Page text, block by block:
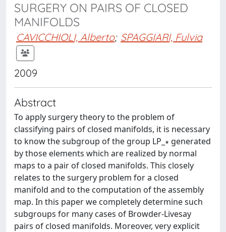
SURGERY ON PAIRS OF CLOSED
MANIFOLDS
CAVICCHIOLI, Alberto; SPAGGIARI, Fulvia
2009
Abstract
To apply surgery theory to the problem of
classifying pairs of closed manifolds, it is necessary
to know the subgroup of the group LP_∗ generated
by those elements which are realized by normal
maps to a pair of closed manifolds. This closely
relates to the surgery problem for a closed
manifold and to the computation of the assembly
map. In this paper we completely determine such
subgroups for many cases of Browder-Livesay
pairs of closed manifolds. Moreover, very explicit